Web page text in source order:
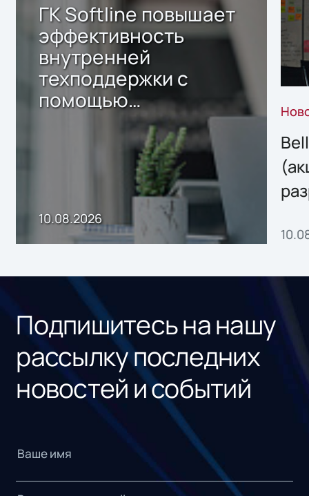
ГК Softline повышает
эффективность
внутренней
техподдержки с
помощью
собственного ИИ-
10.08.2026
Подпишитесь на нашу
рассылку последних
новостей и событий